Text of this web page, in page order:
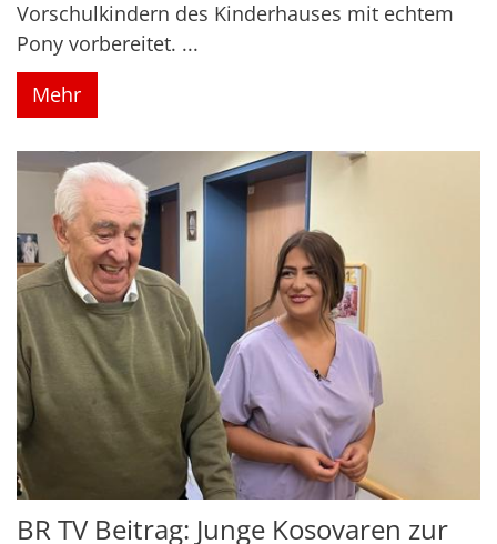
Vorschulkindern des Kinderhauses mit echtem
Pony vorbereitet. ...
Mehr
BR TV Beitrag: Junge Kosovaren zur